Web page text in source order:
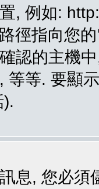
, 例如:
徑指向您
認的主機
等等. 要顯
息, 您必